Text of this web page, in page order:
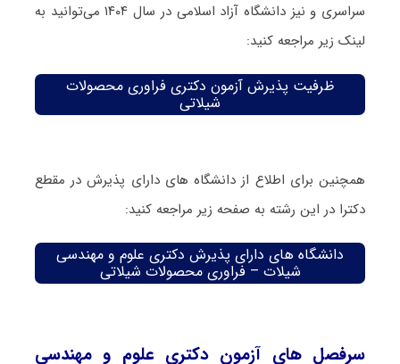
سراسری و نیز دانشگاه آزاد اسلامی در سال ۱۴۰۴ می‌توانید به
لینک زیر مراجعه کنید:
ظرفیت پذیرش آزمون دکتری فراوری محصولات
شیلاتی
همچنین برای اطلاع از دانشگاه های دارای پذیرش در مقطع
دکترا در این رشته به صفحه زیر مراجعه کنید:
دانشگاه های دارای پذیرش دکتری علوم و مهندسی
شیلات – فراوری محصولات شیلاتی
سرفصل های آزمون دکتری علوم و مهندسی